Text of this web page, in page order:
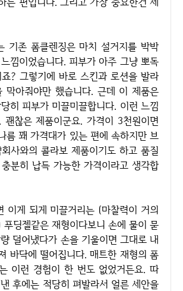
낌이었습니다. 피부가 아주 그냥 뽀독
? 그렇기에 바로 스킨과 로션을 발라
막아줘야만 했습니다. 근데 이 제품은
히 피부가 미끌미끌합니다. 이런 느낌
괜찮은 제품이군요. 가격이 3천원이면
름 꽤 가격대가 있는 편에 속하지만 브
사와의 콜라보 제품이기도 하고 품질
분히 납득 가능한 가격이라고 생각합
푸딩젤같은 재형이다보니 손에 물이 묻
덜어냈다가 손을 기울이면 그대로 내
바닥에 떨어집니다. 매트한 재형의 폼
이런 경험이 한 번도 없었거든요. 따
후에는 적당히 펴발라서 얼른 세안을